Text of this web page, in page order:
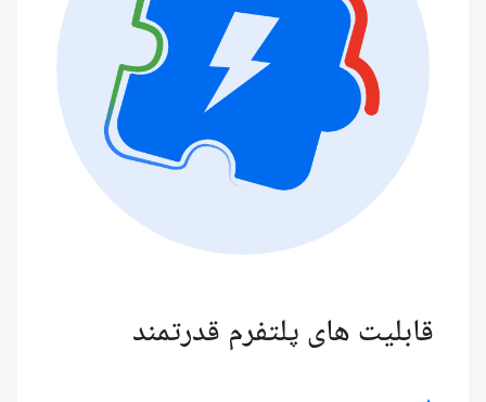
قابلیت های پلتفرم قدرتمند